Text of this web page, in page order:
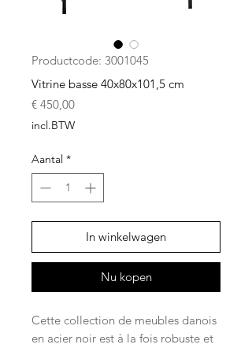
Productcode: 3001045
Vitrine basse 40x80x101,5 cm
€ 450,00Prijs
incl.BTW
Aantal *
In winkelwagen
Nu kopen
Cette collection de meubles danois
en acier noir est à la fois robuste et